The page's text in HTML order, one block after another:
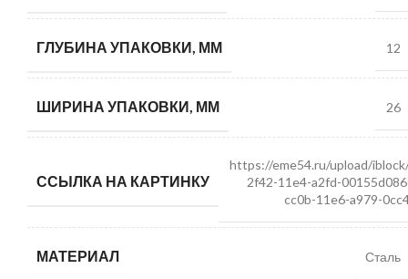
ГЛУБИНА УПАКОВКИ, ММ 12
ШИРИНА УПАКОВКИ, ММ 26
ССЫЛКА НА КАРТИНКУ
https://eme54.ru/upload/
2f42-11e4-a2fd-
cc0b-11e6-a979-
МАТЕРИАЛ Сталь